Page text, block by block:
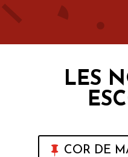
LES
COR DE